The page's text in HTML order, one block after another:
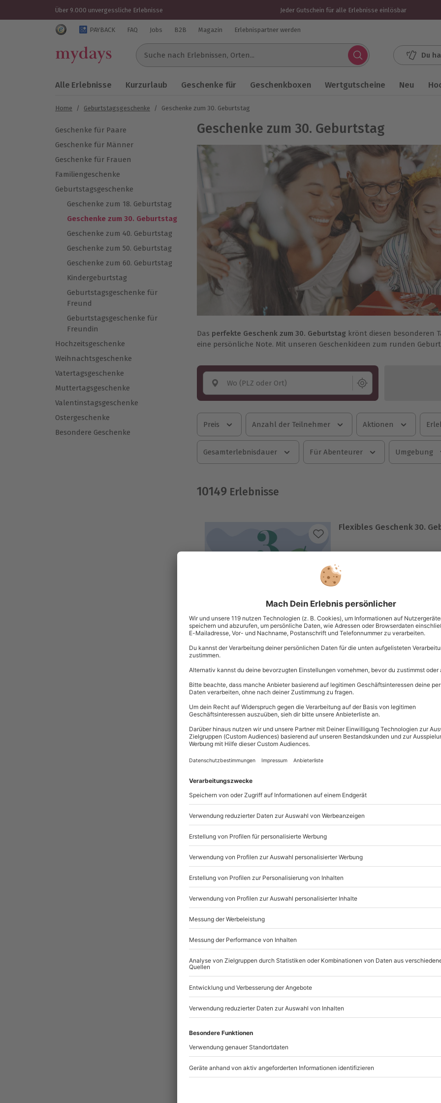
Über 9.000 unvergessliche Erlebnisse Jeder Gutschein für alle Erlebnisse einlösbar
Trustedshops Bewertungen für mydays.de
PAYBACK FAQ Jobs B2B Magazin Erlebnispartner werden
Suche nach Erlebnissen...
Du
Alle Erlebnisse Kurzurlaub Geschenke für Geschenkboxen Wertgutscheine Neu
Home / Geburtstagsgeschenke / Geschenke zum 30. Geburtstag
Geschenke für Paare
Geschenke für Männer
Geschenke für Frauen
Familiengeschenke
Geburtstagsgeschenke
Geschenke zum 18. Geburtstag
Geschenke zum 30. Geburtstag
Geschenke zum 40. Geburtstag
Geschenke zum 50. Geburtstag
Geschenke zum 60. Geburtstag
Kindergeburtstag
Geburtstagsgeschenke für
Freund
Geburtstagsgeschenke für
Freundin
Hochzeitsgeschenke
Weihnachtsgeschenke
Vatertagsgeschenke
Muttertagsgeschenke
Valentinstagsgeschenke
Ostergeschenke
Besondere Geschenke
Geschenke zum 30. Geburtstag
Das perfekte Geschenk zum 30. Geburtstag krönt diesen besonderen
eine persönliche Note. Mit unseren Geschenkideen zum runden
Wo (PLZ oder Ort)
Preis Anzahl der Teilnehmer Aktionen
Gesamterlebnisdauer Für Abenteurer Umgebung
10149 Erlebnisse
Flexibles Geschenk 30.
3 Jahre gültig ab Ende
Per Post oder PDF
NEU
Betrag ab 20 Euro flexibel
3 Jahre gültig ab Ende
Mit passender
Per Post oder PDF
Betrag ab 20 Euro flexibel
Einlösbar in über 9.000
Mit passender
Per Post oder PDF
Flexibles Geschenk Alles
Mit passender
Per Post oder PDF
Passt immer:Unsere Geschenkboxen
BESTSELLER